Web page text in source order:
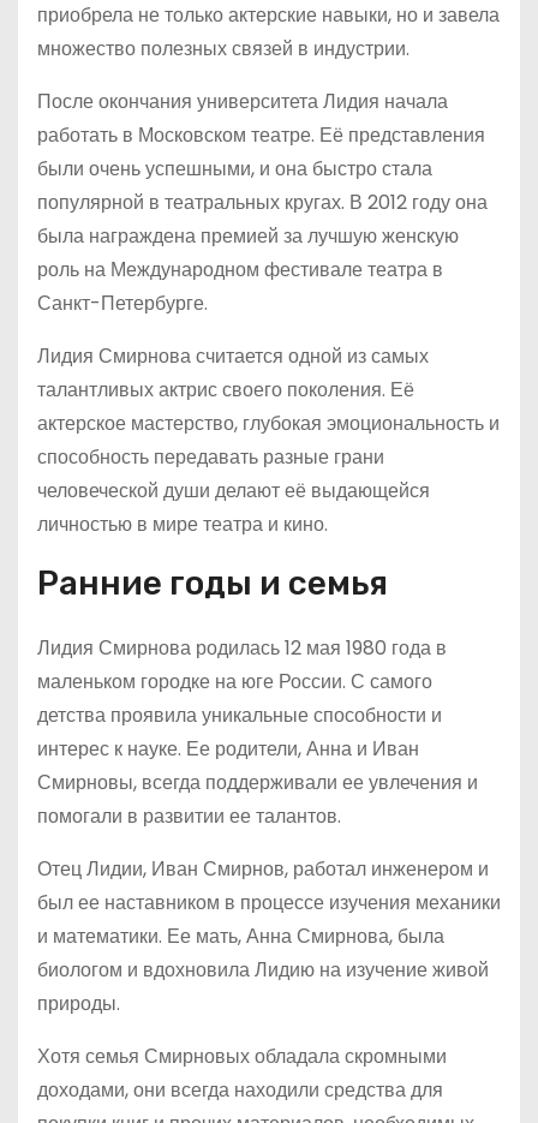
приобрела не только актерские навыки, но и завела
множество полезных связей в индустрии.
После окончания университета Лидия начала
работать в Московском театре. Её представления
были очень успешными, и она быстро стала
популярной в театральных кругах. В 2012 году она
была награждена премией за лучшую женскую
роль на Международном фестивале театра в
Санкт-Петербурге.
Лидия Смирнова считается одной из самых
талантливых актрис своего поколения. Её
актерское мастерство, глубокая эмоциональность и
способность передавать разные грани
человеческой души делают её выдающейся
личностью в мире театра и кино.
Ранние годы и семья
Лидия Смирнова родилась 12 мая 1980 года в
маленьком городке на юге России. С самого
детства проявила уникальные способности и
интерес к науке. Ее родители, Анна и Иван
Смирновы, всегда поддерживали ее увлечения и
помогали в развитии ее талантов.
Отец Лидии, Иван Смирнов, работал инженером и
был ее наставником в процессе изучения механики
и математики. Ее мать, Анна Смирнова, была
биологом и вдохновила Лидию на изучение живой
природы.
Хотя семья Смирновых обладала скромными
доходами, они всегда находили средства для